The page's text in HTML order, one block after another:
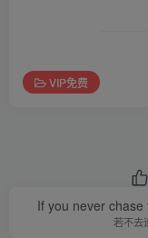
VIP免费
If you never
若不去